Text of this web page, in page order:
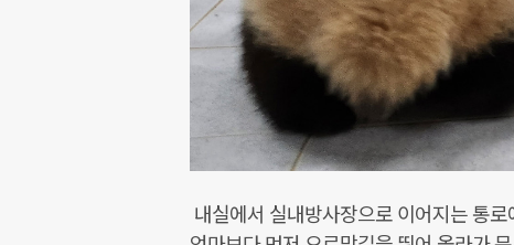
내실에서 실내방사장으로 이어지는 통로